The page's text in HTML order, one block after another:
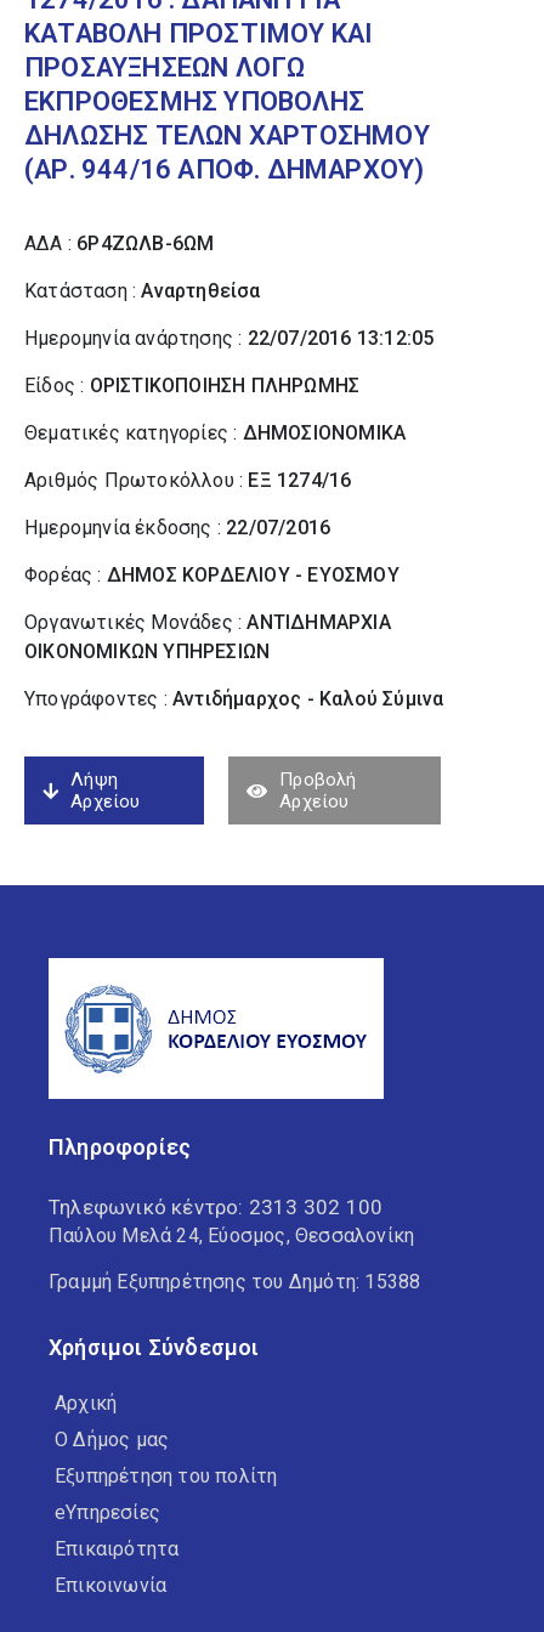
ΚΑΤΑΒΟΛΗ ΠΡΟΣΤΙΜΟΥ ΚΑΙ
ΠΡΟΣΑΥΞΗΣΕΩΝ ΛΟΓΩ
ΕΚΠΡΟΘΕΣΜΗΣ ΥΠΟΒΟΛΗΣ
ΔΗΛΩΣΗΣ ΤΕΛΩΝ ΧΑΡΤΟΣΗΜΟΥ
(ΑΡ. 944/16 ΑΠΟΦ. ΔΗΜΑΡΧΟΥ)
ΑΔΑ : 6Ρ4ΖΩΛΒ-6ΩΜ
Κατάσταση :Αναρτηθείσα
Ημερομηνία ανάρτησης : 22/07/2016 13:12:05
Είδος : ΟΡΙΣΤΙΚΟΠΟΙΗΣΗ ΠΛΗΡΩΜΗΣ
Θεματικές κατηγορίες : ΔΗΜΟΣΙΟΝΟΜΙΚΑ
Αριθμός Πρωτοκόλλου : ΕΞ 1274/16
Ημερομηνία έκδοσης : 22/07/2016
Φορέας : ΔΗΜΟΣ ΚΟΡΔΕΛΙΟΥ - ΕΥΟΣΜΟΥ
Οργανωτικές Μονάδες :ΑΝΤΙΔΗΜΑΡΧΙΑ
ΟΙΚΟΝΟΜΙΚΩΝ ΥΠΗΡΕΣΙΩΝ
Υπογράφοντες : Αντιδήμαρχος - Καλού Σύµινα
Λήψη
Αρχείου
Προβολή
Αρχείου
Πληροφορίες
Τηλεφωνικό κέντρο: 2313 302 100
Παύλου Μελά 24, Εύοσμος, Θεσσαλονίκη
Γραμμή Εξυπηρέτησης του Δημότη: 15388
Χρήσιμοι Σύνδεσμοι
Αρχική
Ο Δήμος μας
Εξυπηρέτηση του πολίτη
eΥπηρεσίες
Επικαιρότητα
Επικοινωνία